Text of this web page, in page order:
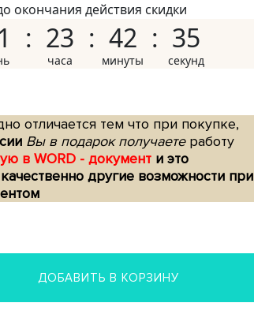
окончания действия скидки
23 42 34
отличается тем что при покупке,
Вы в подарок получаетеработу
в WORD - документ и это
другие возможности при
ДОБАВИТЬ В КОРЗИНУ